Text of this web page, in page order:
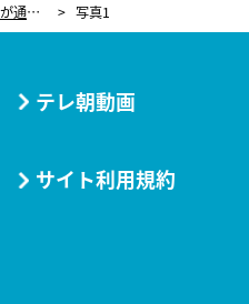
三上悠亜が通うエステで有吉弘行がバストアップ！「すごいボリュームが…」 写真1
テレ朝動画
サイト利用規約